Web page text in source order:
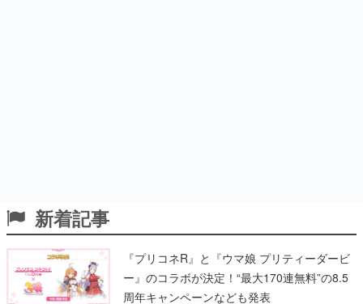
新着記事
『プリコネR』と『ウマ娘 プリティーダービ
ー』のコラボが決定！“最大170連無料”の8.5
周年キャンペーンなども発表